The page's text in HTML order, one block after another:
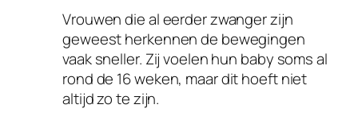
Vrouwen die al eerder zwanger zijn
geweest herkennen de bewegingen
vaak sneller. Zij voelen hun baby soms al
rond de 16 weken, maar dit hoeft niet
altijd zo te zijn.